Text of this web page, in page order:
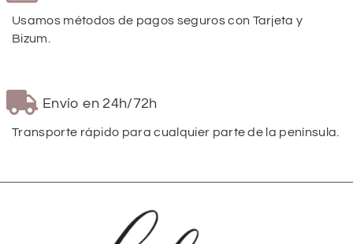
Usamos métodos de pagos seguros con Tarjeta y
Bizum.
Envío en 24h/72h
Transporte rápido para cualquier parte de la península.